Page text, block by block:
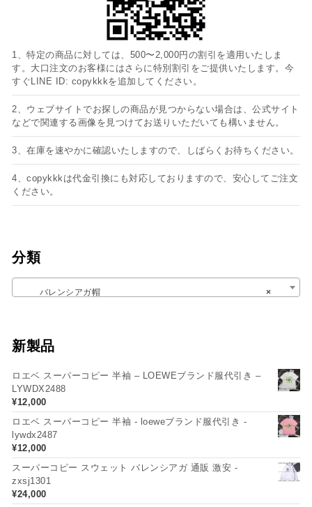
1、特定の商品に対しては、500〜2,000円の割引を適用いたしま
す。大口注文のお客様にはさらに特別割引をご提供いたします。今
すぐLINE ID: copykkkを追加してください。
2、ウェブサイトでお探しの商品が見つからない場合は、公式サイト
などで関連する画像を見つけてお送りいただいても構いません。
3、在庫を速やかに確認いたしますので、しばらくお待ちください。
4、copykkkは代金引換にも対応しておりますので、安心してご注文
ください。
分類
×
バレンシアガ帽
新製品
ロエベ スーパーコピー 半袖 – LOEWEブランド服代引き –
LYWDX2488
¥12,000
ロエベ スーパーコピー 半袖 - loeweブランド服代引き -
lywdx2487
¥12,000
スーパーコピー スウェット バレンシアガ 通販 激安 -
zxsj1301
¥24,000